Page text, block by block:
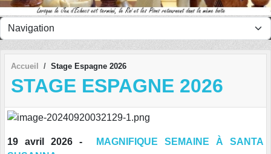
Accueil Stage Espagne 2026
STAGE ESPAGNE 2026
19 avril 2026 -
MAGNIFIQUE SEMAINE À SANTA